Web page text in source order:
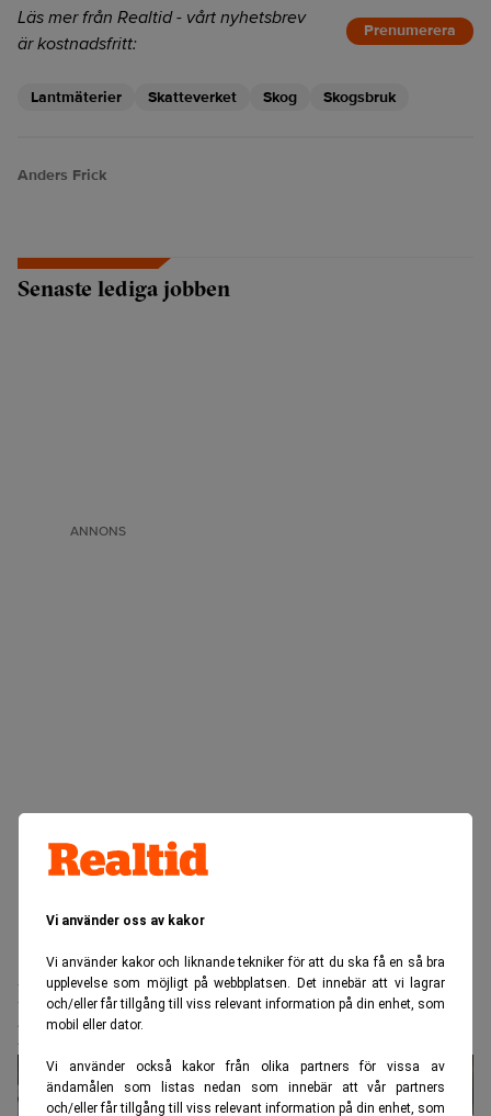
Vi använder oss av kakor
Vi använder kakor och liknande tekniker för att du ska få en så bra
upplevelse som möjligt på webbplatsen. Det innebär att vi lagrar
och/eller får tillgång till viss relevant information på din enhet, som
mobil eller dator.
Vi använder också kakor från olika partners för vissa av
ändamålen som listas nedan som innebär att vår partners
och/eller får tillgång till viss relevant information på din enhet, som
Läs mer från Realtid - vårt nyhetsbrev
är kostnadsfritt:
Prenumerera
Lantmäterier Skatteverket Skog Skogsbruk
Anders Frick
Senaste lediga jobben
ANNONS
Realtid.se Spara & placera
Experter: Skippa barnsparande –
prioritera dig själv